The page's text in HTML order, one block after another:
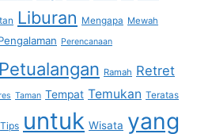
Liburan Mengapa Mewah
Perencanaan
Petualangan Ramah Retret
Taman Tempat Temukan Teratas
Tips untuk Wisata yang